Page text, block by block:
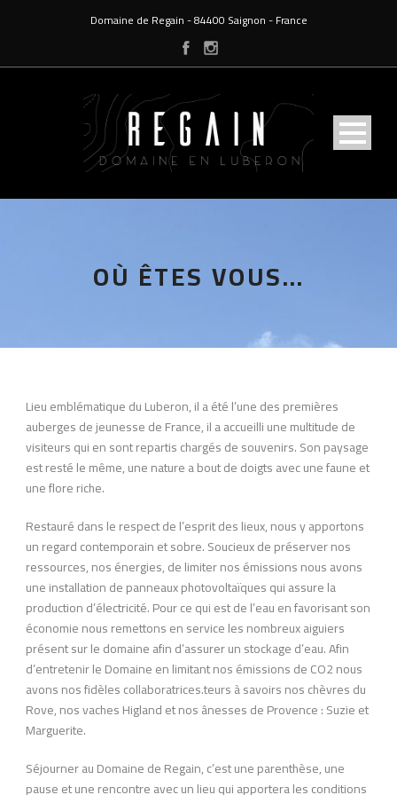
Domaine de Regain - 84400 Saignon - France
OÙ ÊTES VOUS…
Lieu emblématique du Luberon, il a été l’une des premières
auberges de jeunesse de France, il a accueilli une multitude de
visiteurs qui en sont repartis chargés de souvenirs. Son paysage
est resté le même, une nature a bout de doigts avec une faune et
une flore riche.
Restauré dans le respect de l’esprit des lieux, nous y apportons
un regard contemporain et sobre. Soucieux de préserver nos
ressources, nos énergies, de limiter nos émissions nous avons
une installation de panneaux photovoltaïques qui assure la
production d’électricité. Pour ce qui est de l’eau en favorisant son
économie nous remettons en service les nombreux aiguiers
présent sur le domaine afin d’assurer un stockage d’eau. Afin
d’entretenir le Domaine en limitant nos émissions de CO2 nous
avons nos fidèles collaboratrices.teurs à savoirs nos chèvres du
Rove, nos vaches Higland et nos ânesses de Provence : Suzie et
Marguerite.
Séjourner au Domaine de Regain, c’est une parenthèse, une
pause et une rencontre avec un lieu qui apportera les conditions